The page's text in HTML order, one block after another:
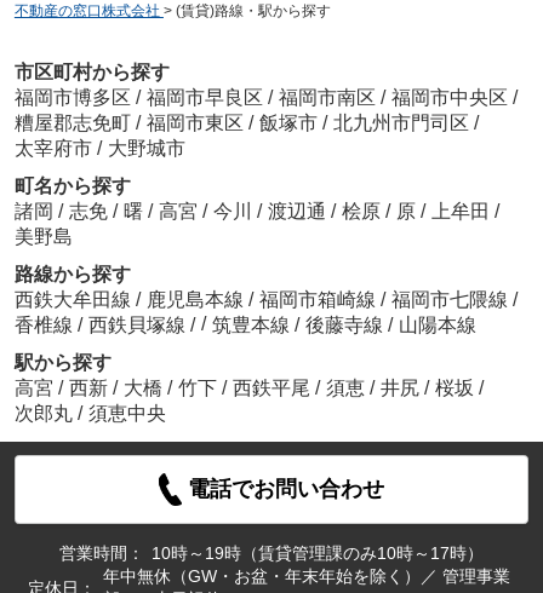
不動産の窓口株式会社 > (賃貸)路線・駅から探す
市区町村から探す
福岡市博多区 / 福岡市早良区 / 福岡市南区 / 福岡市中央区 /
糟屋郡志免町 / 福岡市東区 / 飯塚市 / 北九州市門司区 /
太宰府市 / 大野城市
町名から探す
諸岡 / 志免 / 曙 / 高宮 / 今川 / 渡辺通 / 桧原 / 原 / 上牟田 /
美野島
路線から探す
西鉄大牟田線 / 鹿児島本線 / 福岡市箱崎線 / 福岡市七隈線 /
香椎線 / 西鉄貝塚線 / / 筑豊本線 / 後藤寺線 / 山陽本線
駅から探す
高宮 / 西新 / 大橋 / 竹下 / 西鉄平尾 / 須恵 / 井尻 / 桜坂 /
次郎丸 / 須恵中央
電話でお問い合わせ
営業時間：
10時～19時（賃貸管理課のみ10時～17時）
定休日：
年中無休（GW・お盆・年末年始を除く）／ 管理事業